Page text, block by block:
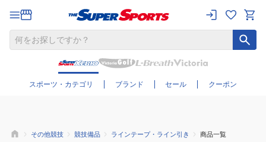
スポーツ・カテゴリ ブランド セール クーポン
さらに絞り込む
その他競技 競技備品 ラインテープ・ライン引き 商品一覧